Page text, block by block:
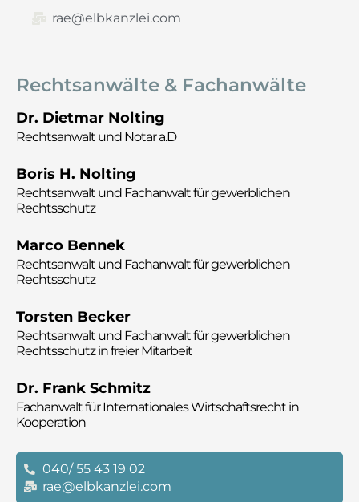
rae@elbkanzlei.com
Rechtsanwälte & Fachanwälte
Dr. Dietmar Nolting
Rechtsanwalt und Notar a.D
Boris H. Nolting
Rechtsanwalt und Fachanwalt für gewerblichen
Rechtsschutz
Marco Bennek
Rechtsanwalt und Fachanwalt für gewerblichen
Rechtsschutz
Torsten Becker
Rechtsanwalt und Fachanwalt für gewerblichen
Rechtsschutz in freier Mitarbeit
Dr. Frank Schmitz
Fachanwalt für Internationales Wirtschaftsrecht in
Kooperation
040/ 55 43 19 02
rae@elbkanzlei.com